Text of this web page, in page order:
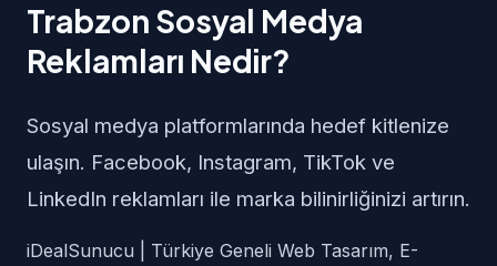
Trabzon Sosyal Medya
Reklamları Nedir?
Sosyal medya platformlarında hedef kitlenize
ulaşın. Facebook, Instagram, TikTok ve
LinkedIn reklamları ile marka bilinirliğinizi artırın.
iDealSunucu | Türkiye Geneli Web Tasarım, E-